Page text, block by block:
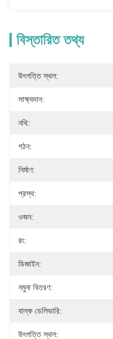
বিস্তারিত তথ্য
উৎপত্তি স্থল:
সাক্ষ্যদান:
নথি:
গঠন:
নির্মাণ:
প্রস্থ:
ওজন:
রং:
ডিজাইন:
নমুনা বিতরণ:
বাল্ক ডেলিভারি:
উৎপত্তি স্থল: